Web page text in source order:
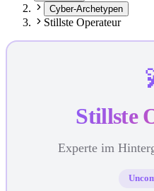
Cyber-Archetypen
Stillste Operateur
Stillste
Experte im